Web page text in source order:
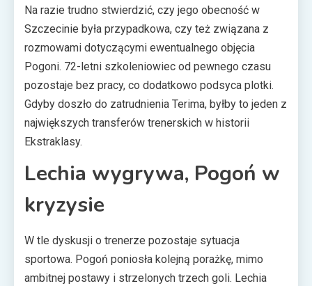
Na razie trudno stwierdzić, czy jego obecność w
Szczecinie była przypadkowa, czy też związana z
rozmowami dotyczącymi ewentualnego objęcia
Pogoni. 72-letni szkoleniowiec od pewnego czasu
pozostaje bez pracy, co dodatkowo podsyca plotki.
Gdyby doszło do zatrudnienia Terima, byłby to jeden z
największych transferów trenerskich w historii
Ekstraklasy.
Lechia wygrywa, Pogoń w
kryzysie
W tle dyskusji o trenerze pozostaje sytuacja
sportowa. Pogoń poniosła kolejną porażkę, mimo
ambitnej postawy i strzelonych trzech goli. Lechia